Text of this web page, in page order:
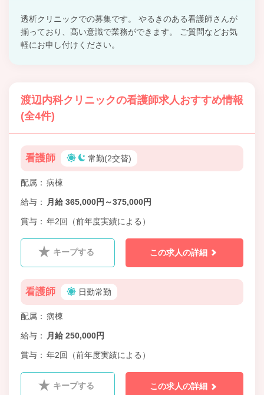
透析クリニックでの募集です。 やるきのある看護師さんが
揃っており、髙い意識で業務ができます。 ご質問などお気
軽にお申し付けください。
渡辺内科クリニックの看護師求人おすすめ情報
(全4件)
看護師 常勤(2交替)
配属 病棟
給与 月給 365,000円～375,000円
賞与 年2回（前年度実績による）
キープする この求人の詳細
看護師 日勤常勤
配属 病棟
給与 月給 250,000円
賞与 年2回（前年度実績による）
キープする この求人の詳細